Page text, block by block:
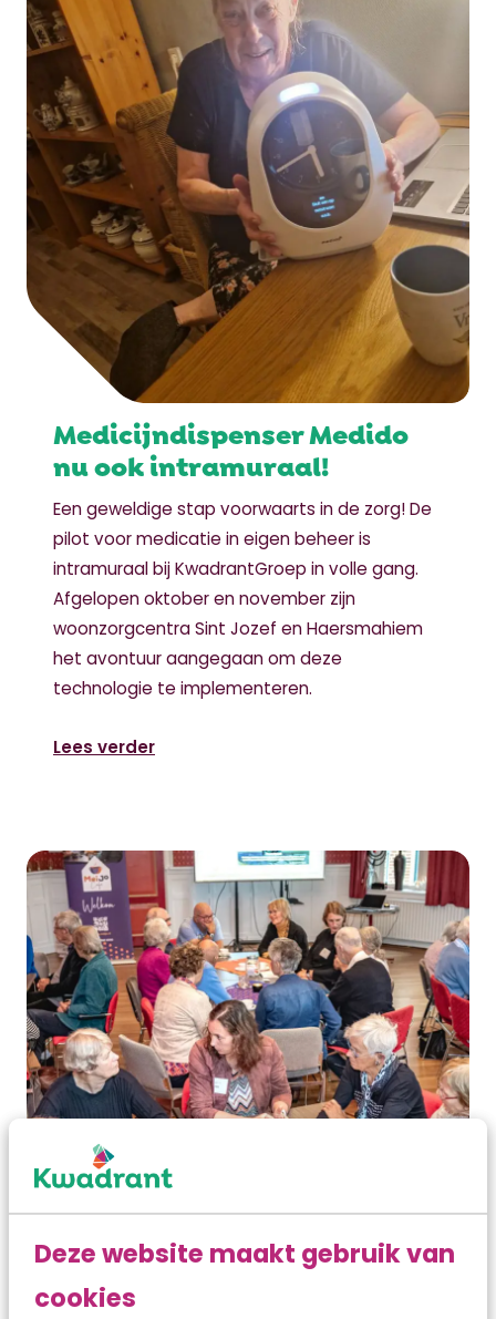
Deze website maakt gebruik van
cookies
Medicijndispenser Medido
nu ook intramuraal!
Een geweldige stap voorwaarts in de zorg! De
pilot voor medicatie in eigen beheer is
intramuraal bij KwadrantGroep in volle gang.
Afgelopen oktober en november zijn
woonzorgcentra Sint Jozef en Haersmahiem
het avontuur aangegaan om deze
technologie te implementeren.
Lees verder